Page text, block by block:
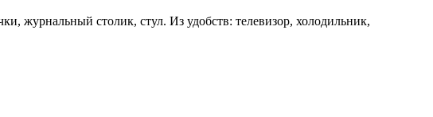
журнальный столик, стул. Из удобств: телевизор, холодильник,